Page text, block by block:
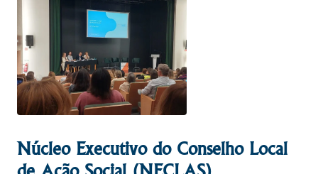
Núcleo Executivo do Conselho Local